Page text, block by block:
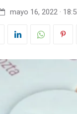
mayo 16, 2022 ·